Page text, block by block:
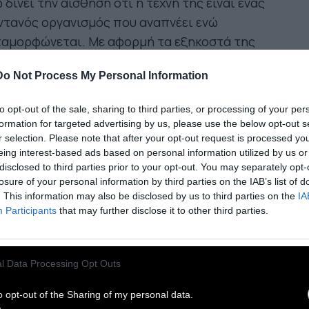
Not Process My Personal Information
opt-out of the sale, sharing to third parties, or processing of your
for targeted advertising by us, please use the below opt-out
selection. Please note that after your opt-out request is processed
interest-based ads based on personal information utilized by us
to third parties prior to your opt-out. You may separately
of your personal information by third parties on the IAB’s list of
This information may also be disclosed by us to third parties on the
Participants that may further disclose it to other third parties.
Data Processing Opt Outs
opt-out of the Sharing of my personal data.
οργανισμός που αναπνέει ενώ
Με αφορμή τα εξηκοστά της
την τεχνολογία, την ταυτότητα, τον
η Björk μέσα από τα δικά της λόγια.
μουσικοί πάντα κοροϊδεύουν την ηλεκτρονική
λένε ότι πρόκειται για ρομπότ, πως
ανόητα, χωρίς ψυχή κ.λπ. Φυσικά οι
φτιάχνουν την τεχνολογία, οπότε ήταν
όσα θέλουμε να βάλουμε μέσα της.»
μένα, η φύση και η τεχνολογία συμβολίζουν την
και την πρόοδο. Νομίζω ότι πρέπει να